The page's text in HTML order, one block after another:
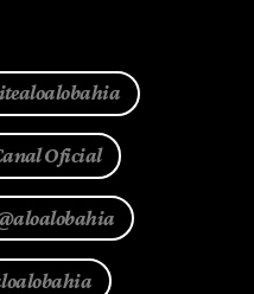
Oficial